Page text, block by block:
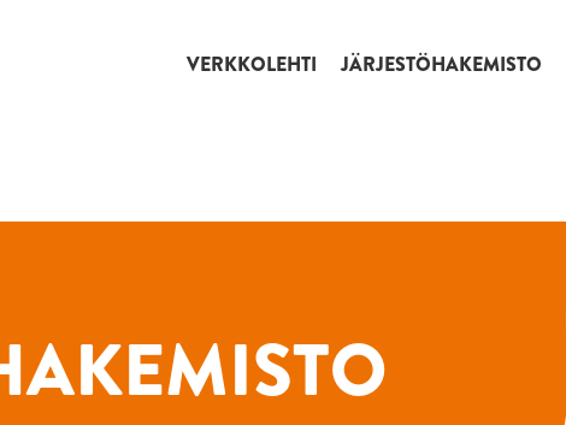
VERKKOLEHTI JÄRJESTÖHAKEMISTO